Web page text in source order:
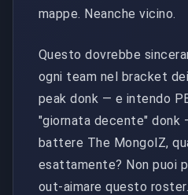
mappe. Neanche vicino.
Questo dovrebbe
ogni team nel bracket
peak donk — e intendo
"giornata decente" donk
battere The MongolZ,
esattamente? Non puoi
out-aimare questo